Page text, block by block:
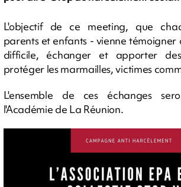
L'objectif de ce meeting, que
parents et enfants - vienne témoigner
difficile, échanger et apporter
protéger les marmailles, victimes
L'ensemble de ces échanges
l'Académie de La Réunion.